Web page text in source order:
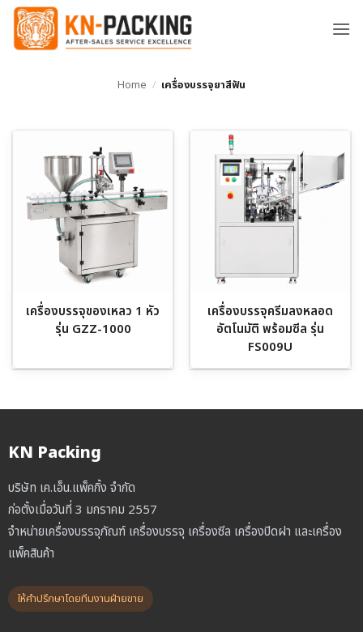
ข้าม
ยัง
Home / เครื่องบรรจุยาสีฟัน
เครื่องบรรจุของเหลว 1 หัว
รุ่น GZZ-1000
เครื่องบรรจุครีมลงหลอด
อัตโนมัติ พร้อมซีล รุ่น
FS009U
KN Packing
บริษัท เค.เอ็น.แพ็คกิ้ง จำกัด
ก่อตั้งเมื่อวันที่ 3 มกราคม 2557
จำหน่ายเครื่องบรรจุภัณฑ์ เครื่องบรรจุ เครื่องซีล เครื่องปิดฝา และเครื่อง
แพ็คสินค้า
ให้คำปรึกษาโดยทีมงานฝ่ายขาย